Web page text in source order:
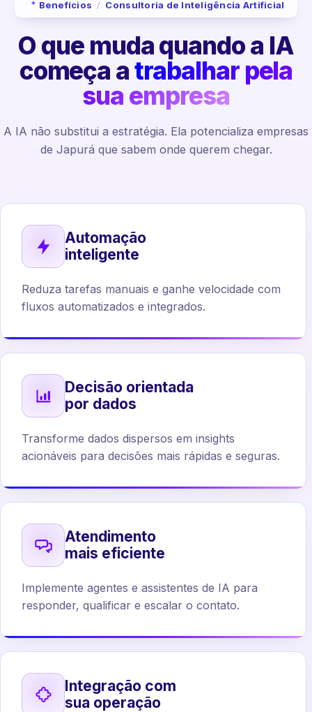
Benefícios / Consultoria de Inteligência Artificial
O que muda quando a IA
começa atrabalhar pela
sua empresa
A IA não substitui a estratégia. Ela potencializa empresas
de Japurá que sabem onde querem chegar.
Automação
inteligente
Reduza tarefas manuais e ganhe velocidade com
fluxos automatizados e integrados.
Decisão orientada
por dados
Transforme dados dispersos em insights
acionáveis para decisões mais rápidas e seguras.
Atendimento
mais eficiente
Implemente agentes e assistentes de IA para
responder, qualificar e escalar o contato.
Integração com
sua operação